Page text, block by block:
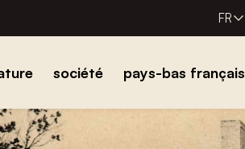
FR
société pays-bas français